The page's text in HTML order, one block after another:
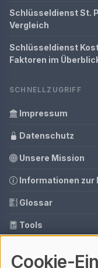
Schlüsseldienst St.
Vergleich
Schlüsseldienst
Faktoren im
SCHNELLZUGRIFF
Impressum
Datenschutz
Unsere Mission
Informationen zur
Glossar
Tools
Cookie-